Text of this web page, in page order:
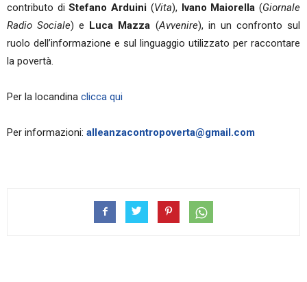
contributo diStefano Arduini (Vita), Ivano Maiorella (Giornale
Radio Sociale) e Luca Mazza (Avvenire), in un confronto sul
ruolo dell’informazione e sul linguaggio utilizzato per raccontare
la povertà.
Per la locandina clicca qui
Per informazioni: alleanzacontropoverta@gmail.com